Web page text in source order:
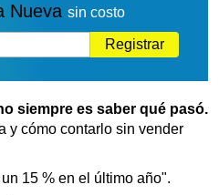
Nueva sin costo
Registrar
siempre es saber qué pasó.
y cómo contarlo sin vender
15 % en el último año".